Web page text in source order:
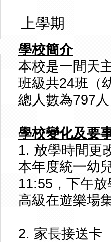
上學期
學校簡介
本校是一間天
班級共24班（
總人數為797
學校變化及要
1. 放學時間更
本年度統一幼
11:55，下午
高級在遊樂場
2. 家長接送卡